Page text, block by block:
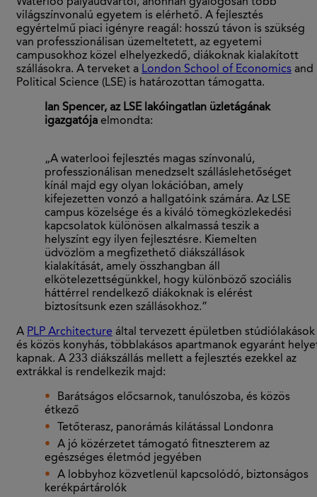
Waterloo pályaudvartól, ahonnan gyalogosan több
világszínvonalú egyetem is elérhető. A fejlesztés
egyértelmű piaci igényre reagál: hosszú távon is szükség
van professzionálisan üzemeltetett, az egyetemi
campusokhoz közel elhelyezkedő, diákoknak kialakított
szállásokra. A terveket a London School of Economics and
Political Science (LSE) is határozottan támogatta.
Ian Spencer, az LSE lakóingatlan üzletágának
igazgatója elmondta:
„A waterlooi fejlesztés magas színvonalú,
professzionálisan menedzselt szálláslehetőséget
kínál majd egy olyan lokációban, amely
kifejezetten vonzó a hallgatóink számára. Az LSE
campus közelsége és a kiváló tömegközlekedési
kapcsolatok különösen alkalmassá teszik a
helyszínt egy ilyen fejlesztésre. Kiemelten
üdvözlöm a megfizethető diákszállások
kialakítását, amely összhangban áll
elkötelezettségünkkel, hogy különböző szociális
háttérrel rendelkező diákoknak is elérést
biztosítsunk ezen szállásokhoz.”
A PLP Architecture által tervezett épületben stúdiólakások
és közös konyhás, többlakásos apartmanok egyaránt
kapnak. A 233 diákszállás mellett a fejlesztés ezekkel az
extrákkal is rendelkezik majd:
Barátságos előcsarnok, tanulószoba, és közös
étkező
Tetőterasz, panorámás kilátással Londonra
A jó közérzetet támogató fitneszterem az
egészséges életmód jegyében
A lobbyhoz közvetlenül kapcsolódó, biztonságos
kerékpártárolók